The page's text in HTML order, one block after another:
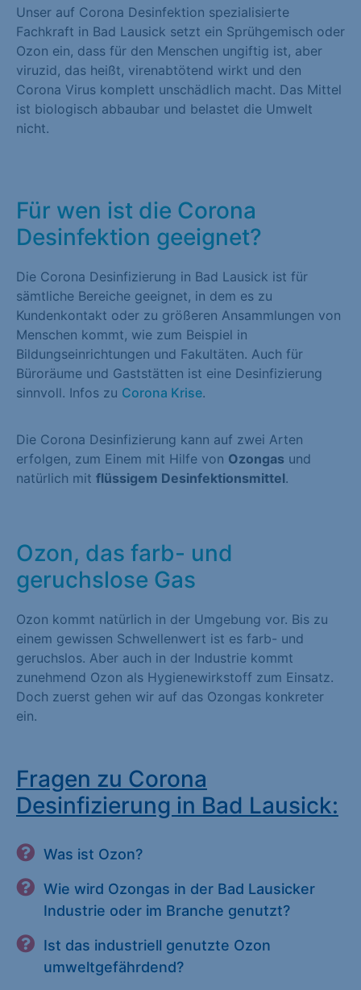
Unser auf Corona Desinfektion spezialisierte
Fachkraft in Bad Lausick setzt ein Sprühgemisch oder
Ozon ein, dass für den Menschen ungiftig ist, aber
viruzid, das heißt, virenabtötend wirkt und den
Corona Virus komplett unschädlich macht. Das Mittel
ist biologisch abbaubar und belastet die Umwelt
nicht.
Für wen ist die Corona
Desinfektion geeignet?
Die Corona Desinfizierung in Bad Lausick ist für
sämtliche Bereiche geeignet, in dem es zu
Kundenkontakt oder zu größeren Ansammlungen von
Menschen kommt, wie zum Beispiel in
Bildungseinrichtungen und Fakultäten. Auch für
Büroräume und Gaststätten ist eine Desinfizierung
sinnvoll. Infos zu Corona Krise.
Die Corona Desinfizierung kann auf zwei Arten
erfolgen, zum Einem mit Hilfe von Ozongas und
natürlich mit flüssigem Desinfektionsmittel.
Ozon, das farb- und
geruchslose Gas
Ozon kommt natürlich in der Umgebung vor. Bis zu
einem gewissen Schwellenwert ist es farb- und
geruchslos. Aber auch in der Industrie kommt
zunehmend Ozon als Hygienewirkstoff zum Einsatz.
Doch zuerst gehen wir auf das Ozongas konkreter
ein.
Fragen zu Corona
Desinfizierung in Bad Lausick:
Was ist Ozon?
Wie wird Ozongas in der Bad Lausicker
Industrie oder im Branche genutzt?
Ist das industriell genutzte Ozon
umweltgefährdend?